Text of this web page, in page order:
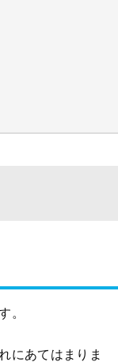
。
にあてはまりま